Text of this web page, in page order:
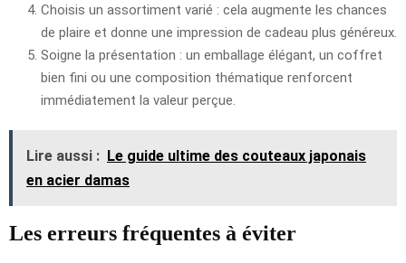
Choisis un assortiment varié : cela augmente les chances
de plaire et donne une impression de cadeau plus généreux.
Soigne la présentation : un emballage élégant, un coffret
bien fini ou une composition thématique renforcent
immédiatement la valeur perçue.
Lire aussi : Le guide ultime des couteaux japonais
en acier damas
Les erreurs fréquentes à éviter